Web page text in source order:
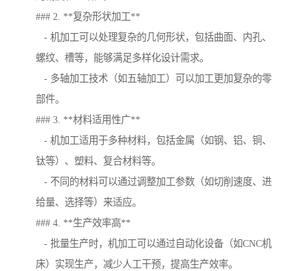
### 2. **复杂形状加工**
- 机加工可以处理复杂的几何形状，包括曲面、内孔、
螺纹、槽等，能够满足多样化设计需求。
- 多轴加工技术（如五轴加工）可以加工更加复杂的零
部件。
### 3. **材料适用性广**
- 机加工适用于多种材料，包括金属（如钢、铝、铜、
钛等）、塑料、复合材料等。
- 不同的材料可以通过调整加工参数（如切削速度、进
给量、选择等）来适应。
### 4. **生产效率高**
- 批量生产时，机加工可以通过自动化设备（如CNC机
床）实现生产，减少人工干预，提高生产效率。